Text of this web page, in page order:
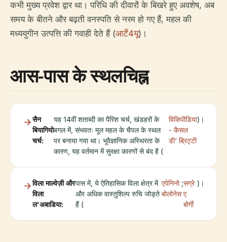
कभी मुख्य प्रवेश द्वार था। परिधि की दीवारों के बिखरे हुए अवशेष, अब
समय के बीतने और बढ़ती वनस्पति से नरम हो गए हैं, महल की
मध्ययुगीन उत्पत्ति की गवाही देते हैं (आर्टे4यू)।
आस-पास के स्थलचिह्न
सैन
बियागियो
चर्च:
यह 14वीं शताब्दी का पैरिश चर्च, खंडहरों के
बगल में, संभवतः मूल महल के चैपल के स्थल
पर बनाया गया था। भूवैज्ञानिक अस्थिरता के
कारण, यह वर्तमान में सुरक्षा कारणों से बंद है (
विकिपीडिया
- कैसल
डी' ब्रिट्टी
)।
विला माल्वेज़ी और
विला
ल'अबाडिया:
पास में, ये ऐतिहासिक विला क्षेत्र में
और अधिक वास्तुशिल्प रुचि जोड़ते
हैं (
एपेनिनो
बोलोनेस
;सग्रे
ए
बोर्गी
)।